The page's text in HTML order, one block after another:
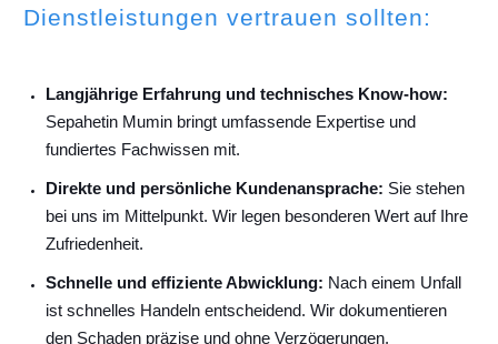
Dienstleistungen vertrauen sollten:
Langjährige Erfahrung und technisches Know-how:
Sepahetin Mumin bringt umfassende Expertise und
fundiertes Fachwissen mit.
Direkte und persönliche Kundenansprache: Sie stehen
bei uns im Mittelpunkt. Wir legen besonderen Wert auf Ihre
Zufriedenheit.
Schnelle und effiziente Abwicklung: Nach einem Unfall
ist schnelles Handeln entscheidend. Wir dokumentieren
den Schaden präzise und ohne Verzögerungen.